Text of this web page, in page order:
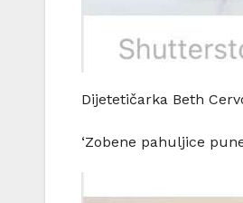
Dijetetičarka Beth
‘Zobene pahuljice